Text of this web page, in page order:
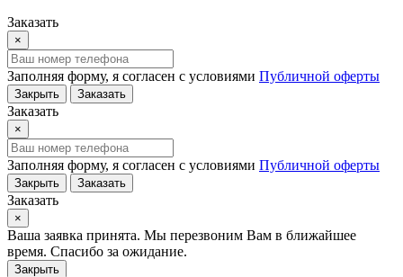
Заказать
×
Заполняя форму, я согласен с условиями Публичной оферты
Закрыть Заказать
Заказать
×
Заполняя форму, я согласен с условиями Публичной оферты
Закрыть Заказать
Заказать
×
Ваша заявка принята. Мы перезвоним Вам в ближайшее
время. Спасибо за ожидание.
Закрыть